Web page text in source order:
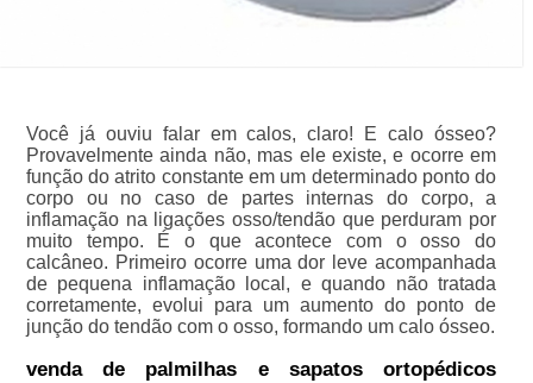
Você já ouviu falar em calos, claro! E calo ósseo?
Provavelmente ainda não, mas ele existe, e ocorre em
função do atrito constante em um determinado ponto do
corpo ou no caso de partes internas do corpo, a
inflamação na ligações osso/tendão que perduram por
muito tempo. É o que acontece com o osso do
calcâneo. Primeiro ocorre uma dor leve acompanhada
de pequena inflamação local, e quando não tratada
corretamente, evolui para um aumento do ponto de
junção do tendão com o osso, formando um calo ósseo.
venda de palmilhas e sapatos ortopédicos